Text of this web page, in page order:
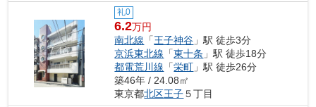
礼0
6.2万円
南北線 「王子神谷 」駅 徒歩3分
京浜東北線 「東十条 」駅 徒歩18分
都電荒川線 「栄町 」駅 徒歩26分
築46年 / 24.08㎡
東京都北区王子５丁目